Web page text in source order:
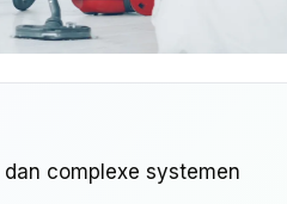
complexe systemen